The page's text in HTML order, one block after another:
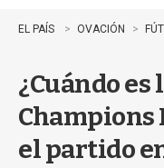
EL PAÍS OVACIÓN
¿Cuándo
Champions
el partido